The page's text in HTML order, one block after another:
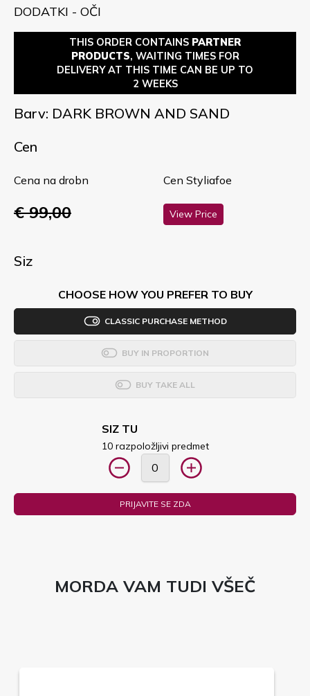
DODATKI - OČI
THIS ORDER CONTAINS PARTNER
PRODUCTS, WAITING TIMES FOR
DELIVERY AT THIS TIME CAN BE UP TO
2 WEEKS
Barv: DARK BROWN AND SAND
Cen
Cena na drobn
€ 99,00
Cen Styliafoe
View Price
Siz
CHOOSE HOW YOU PREFER TO BUY
CLASSIC PURCHASE METHOD
BUY IN PROPORTION
BUY TAKE ALL
SIZ TU
10 razpoložljivi predmet
PRIJAVITE SE ZDA
MORDA VAM TUDI VŠEČ